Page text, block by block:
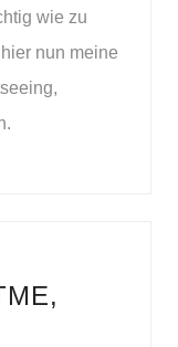
wie zu
nun meine